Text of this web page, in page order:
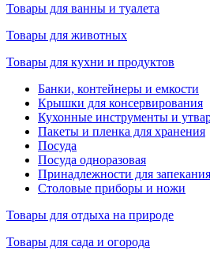
Товары для ванны и туалета
Товары для животных
Товары для кухни и продуктов
Банки, контейнеры и емкости
Крышки для консервирования
Кухонные инструменты и
Пакеты и пленка для хранения
Посуда
Посуда одноразовая
Принадлежности для
Столовые приборы и ножи
Товары для отдыха на природе
Товары для сада и огорода